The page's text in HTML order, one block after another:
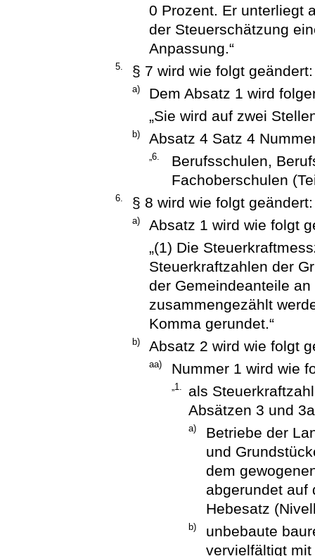
0 Prozent. Er unterliegt
der Steuerschätzung
Anpassung.“
5. § 7 wird wie folgt geändert:
a)
Dem Absatz 1 wird
„Sie wird auf zwei
b) Absatz 4 Satz 4
„6.
Berufsschulen,
Fachoberschulen
6. § 8 wird wie folgt geändert:
a)
Absatz 1 wird wie folgt
„(1) Die
Steuerkraftzahlen der
der Gemeindeanteile
zusammengezählt
Komma gerundet.“
b) Absatz 2 wird wie folgt
aa) Nummer 1 wird wie
„1.
als
Absätzen 3 und
a)
Betriebe der
und
dem
abgerundet auf
Hebesatz
b)
unbebaute
vervielfältigt